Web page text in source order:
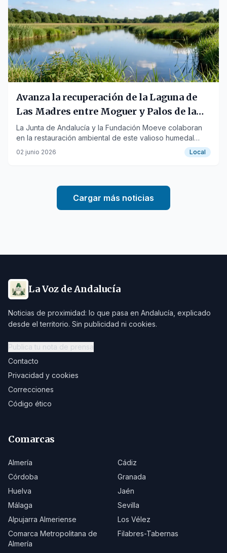
Avanza la recuperación de la Laguna de
Las Madres entre Moguer y Palos de la
Frontera
La Junta de Andalucía y la Fundación Moeve colaboran
en la restauración ambiental de este valioso humedal
onubense.
02 junio 2026 Local
Cargar más noticias
La Voz de Andalucía
Noticias de proximidad: lo que pasa en Andalucía, explicado
desde el territorio. Sin publicidad ni cookies.
Publica tu nota de prensa
Contacto
Privacidad y cookies
Correcciones
Código ético
Comarcas
Almería
Cádiz
Córdoba
Granada
Huelva
Jaén
Málaga
Sevilla
Alpujarra Almeriense
Los Vélez
Comarca Metropolitana de
Almería
Filabres-Tabernas